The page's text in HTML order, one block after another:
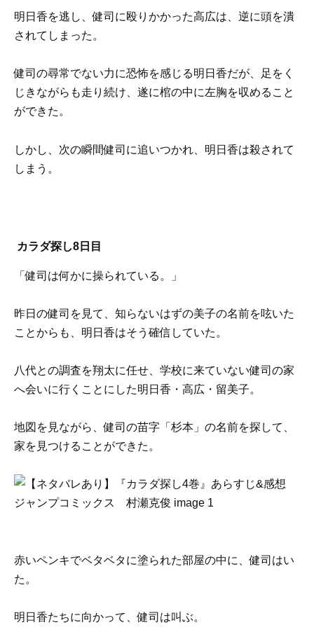
明日香を逃し、健司に殴りかかった高広は、逆に頭を潰
されてしまった。
健司の尋常でない力に恐怖を感じる明日香だが、足をく
じきながらも走り続け、遂に棺の中に左胸を収めること
ができた。
しかし、次の瞬間健司に追いつかれ、明日香は殺されて
しまう。
カラダ探し8日目
「健司は何かに操られている。」
昨日の健司を見て、知らないはずの美子の名前を呟いた
ことからも、明日香はそう確信していた。
八代との調査を翔太に任せ、学校に来ていない健司の家
へ会いに行くことにした明日香・高広・留美子。
地図を見ながら、健司の苗字「杉本」の名前を探して、
家を見つけることができた。
赤いペンキでベタベタに塗られた部屋の中に、健司はい
た。
明日香たちに向かって、健司は叫ぶ。